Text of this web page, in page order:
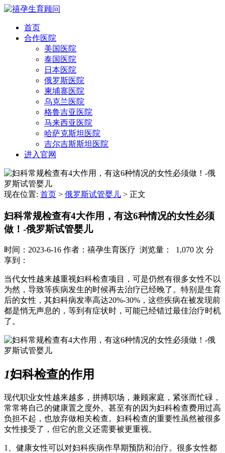
首页
合作医院
美国医院
泰国医院
日本医院
俄罗斯医院
柬埔寨医院
乌克兰医院
格鲁吉亚医院
马来西亚医院
哈萨克斯坦医院
吉尔吉斯斯坦医院
进入官网
现在位置: 首页 > 俄罗斯试管婴儿 > 正文
妇科常规检查有4大作用，有这6种情况的女性必须
做！-俄罗斯试管婴儿
时间：2023-6-16 作者：禧孕生育医疗 浏览量： 1,070 次 分
享到：
当代女性越来越重视妇科检查项目，可是仍然有很多女性不以
为然，导致等疾病发生的时候再去治疗已经晚了。特别是生育
后的女性，其妇科病发率高达20%-30%，这些疾病在被发现前
都是悄无声息的，等到有症状时，可能已经错过最佳治疗时机
了。
1妇科检查的作用
现代职业女性越来越多，拼搏职场，兼顾家庭，紧张而忙碌，
常常将自己的健康置之度外。甚至有的因为妇科检查费用过高
负担不起，也放弃做相关检查。妇科检查的重要性虽然被很多
女性接受了，但它的意义还需要被更重视。
1、健康女性可以对妇科疾病作早期预防和治疗。很多女性都